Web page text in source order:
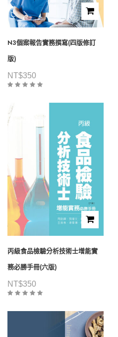
N3個案報告實務撰寫(四版修訂
版)
NT$350
丙級食品檢驗分析技術士增能實
務必勝手冊(六版)
NT$350